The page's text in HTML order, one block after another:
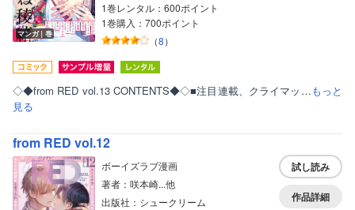
マンガ｜巻
1巻レンタル：600ポイント
1巻購入：700ポイント
（8）
◇◆from RED vol.13 CONTENTS◆◇■注目連載、クライマッ…もっと
見る
from RED vol.12
ボーイズラブ漫画
著者：咲本崎...他
出版社：シュークリーム
試し読み
作品詳細